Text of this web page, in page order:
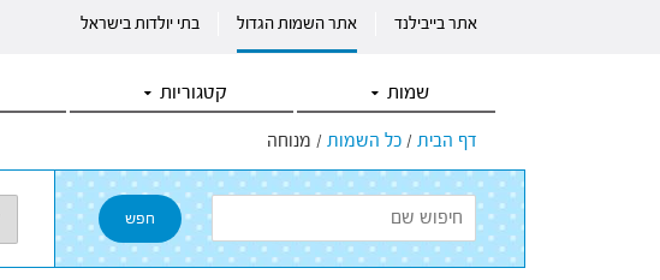
אתר בייבילנד אתר השמות הגדול בתי יולדות בישראל
שמות קטגוריות
דף הבית / כל השמות / מנוחה